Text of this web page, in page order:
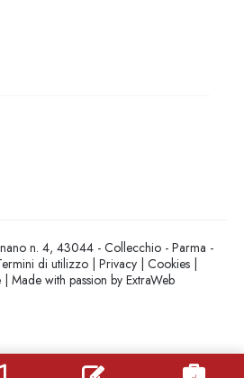
n. 4, 43044 - Collecchio - Parma -
di utilizzo| Privacy| Cookies|
| Made with passion byExtraWeb